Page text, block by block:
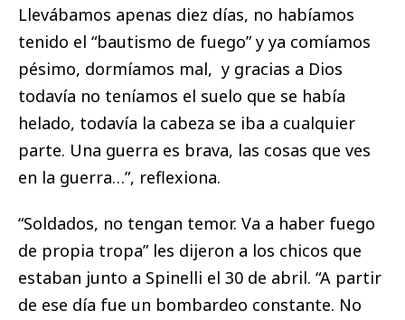
Llevábamos apenas diez días, no habíamos
tenido el “bautismo de fuego” y ya comíamos
pésimo, dormíamos mal, y gracias a Dios
todavía no teníamos el suelo que se había
helado, todavía la cabeza se iba a cualquier
parte. Una guerra es brava, las cosas que ves
en la guerra…”, reflexiona.
“Soldados, no tengan temor. Va a haber fuego
de propia tropa” les dijeron a los chicos que
estaban junto a Spinelli el 30 de abril. “A partir
de ese día fue un bombardeo constante. No